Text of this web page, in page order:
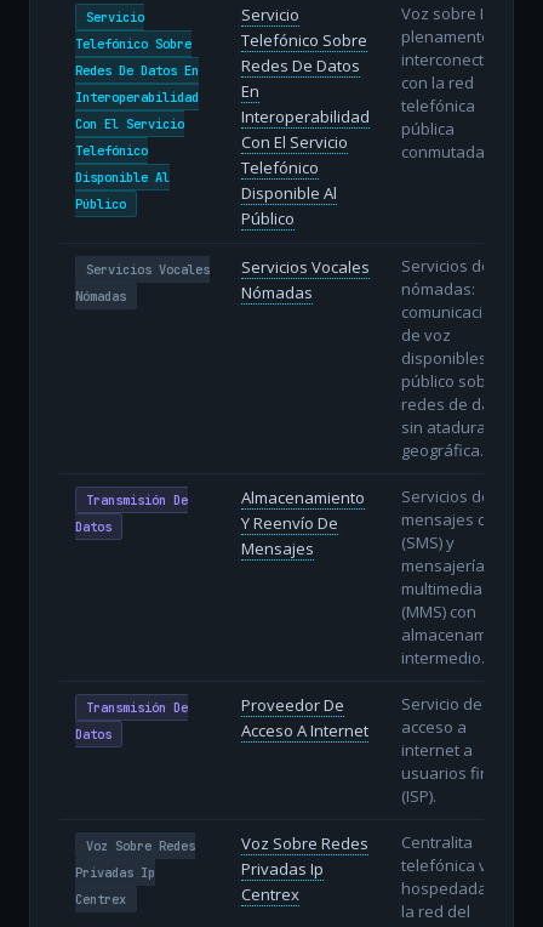
Servicio
Telefónico Sobre
Redes De Datos En
Interoperabilidad
Con El Servicio
Telefónico
Disponible Al
Público
Servicio
Telefónico Sobre
Redes De Datos
En
Interoperabilidad
Con El Servicio
Telefónico
Disponible Al
Público
Voz sobre IP
plenamente
interconectada
con la red
telefónica
pública
conmutada.
Servicios Vocales
Nómadas
Servicios Vocales
Nómadas
Servicios de voz
nómadas:
comunicaciones
de voz
disponibles al
público sobre
redes de datos
sin atadura
geográfica.
Transmisión De
Datos
Almacenamiento
Y Reenvío De
Mensajes
Servicios de
mensajes cortos
(SMS) y
mensajería
multimedia
(MMS) con
almacenamiento
intermedio.
Transmisión De
Datos
Proveedor De
Acceso A Internet
Servicio de
acceso a
internet a
usuarios finales
(ISP).
Voz Sobre Redes
Privadas Ip
Centrex
Voz Sobre Redes
Privadas Ip
Centrex
Centralita
telefónica virtual
hospedada en
la red del